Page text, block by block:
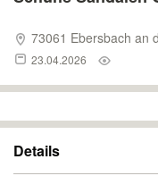
73061 Ebersbach an
23.04.2026
Details